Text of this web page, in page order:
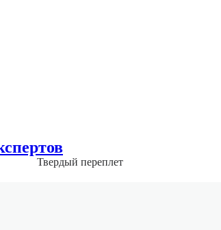
Твердый переплет